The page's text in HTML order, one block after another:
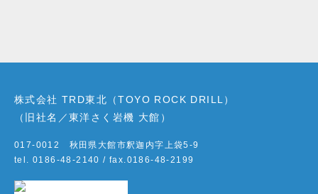
株式会社 TRD東北（TOYO ROCK DRILL）
（旧社名／東洋さく岩機 大館）
017-0012 秋田県大館市釈迦内字上袋5-9
tel. 0186-48-2140 / fax.0186-48-2199